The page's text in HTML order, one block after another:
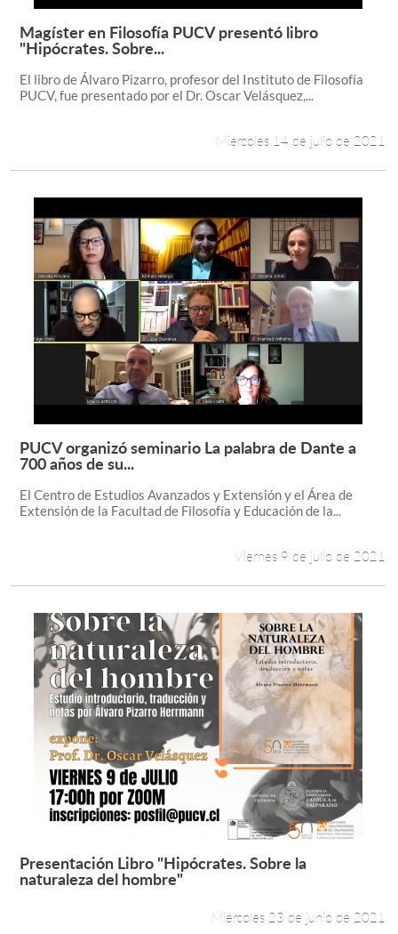
Leer más +
Magíster en Filosofía PUCV presentó libro
"Hipócrates. Sobre...
El libro de Álvaro Pizarro, profesor del Instituto de Filosofía
PUCV, fue presentado por el Dr. Oscar Velásquez,...
Miércoles 14 de julio de 2021
Leer más +
PUCV organizó seminario La palabra de Dante a
700 años de su...
El Centro de Estudios Avanzados y Extensión y el Área de
Extensión de la Facultad de Filosofía y Educación de la...
Viernes 9 de julio de 2021
Leer más +
Presentación Libro "Hipócrates. Sobre la
naturaleza del hombre"
Miércoles 23 de junio de 2021